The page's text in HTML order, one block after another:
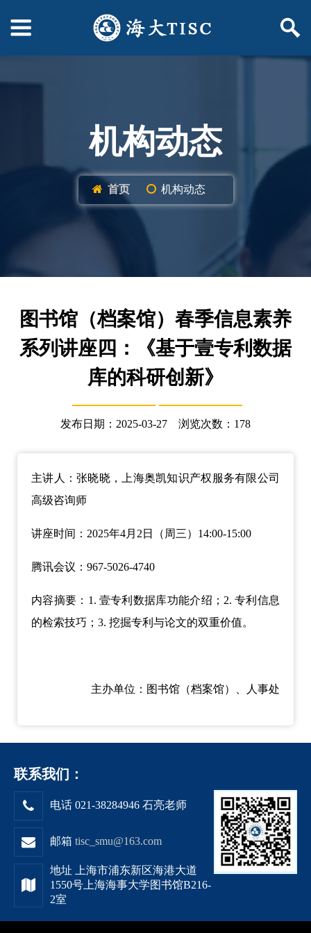
机构动态
首页 机构动态
图书馆（档案馆）春季信息素养
系列讲座四：《基于壹专利数据
库的科研创新》
发布日期：2025-03-27 浏览次数： 178
主讲人：张晓晓，上海奥凯知识产权服务有限公司
高级咨询师
讲座时间：2025年4月2日（周三）14:00-15:00
腾讯会议：967-5026-4740
内容摘要：1. 壹专利数据库功能介绍；2. 专利信息
的检索技巧；3. 挖掘专利与论文的双重价值。
主办单位：图书馆（档案馆）、人事处
联系我们：
电话 021-38284946 石亮老师
邮箱 tisc_smu@163.com
地址 上海市浦东新区海港大道
1550号上海海事大学图书馆B216-
2室